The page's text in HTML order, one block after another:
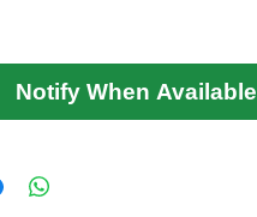
Notify When Available